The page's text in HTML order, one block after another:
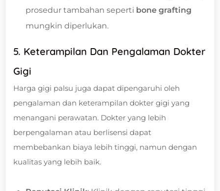
prosedur tambahan seperti bone grafting
mungkin diperlukan.
5. Keterampilan Dan Pengalaman Dokter
Gigi
Harga gigi palsu juga dapat dipengaruhi oleh
pengalaman dan keterampilan dokter gigi yang
menangani perawatan. Dokter yang lebih
berpengalaman atau berlisensi dapat
membebankan biaya lebih tinggi, namun dengan
kualitas yang lebih baik.